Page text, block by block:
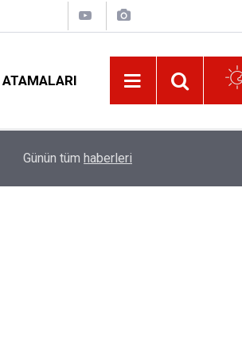
Nasıl Katılacak?
Günün tüm haberleri